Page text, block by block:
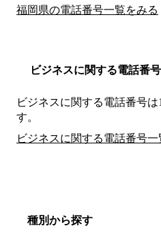
福岡県の電話番号一覧をみる
ビジネスに関する電話番
ビジネスに関する電話番号は
す。
ビジネスに関する電話番号一
種別から探す